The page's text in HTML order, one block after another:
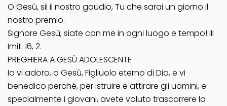
O Gesù, sii il nostro gaudio, Tu che sarai un giorno il
nostro premio.
Signore Gesù, siate con me in ogni luogo e tempo! III
Imit. 16, 2.
PREGHIERA A GESÙ ADOLESCENTE
Io vi adoro, o Gesù, Figliuolo eterno di Dio, e vi
benedico perché, per istruire e attirare gli uomini, e
specialmente i giovani, avete voluto trascorrere la